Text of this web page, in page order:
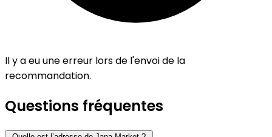
Il y a eu une erreur lors de l'envoi de la
recommandation.
Questions fréquentes